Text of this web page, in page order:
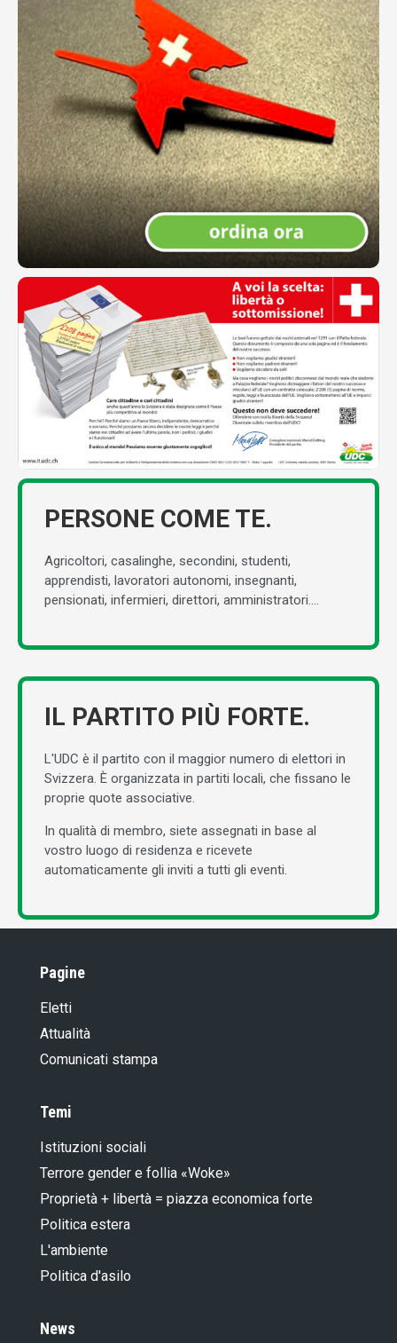
PERSONE COME TE.
Agricoltori, casalinghe, secondini, studenti,
apprendisti, lavoratori autonomi, insegnanti,
pensionati, infermieri, direttori, amministratori....
IL PARTITO PIÙ FORTE.
L'UDC è il partito con il maggior numero di elettori in
Svizzera. È organizzata in partiti locali, che fissano le
proprie quote associative.
In qualità di membro, siete assegnati in base al
vostro luogo di residenza e ricevete
automaticamente gli inviti a tutti gli eventi.
Pagine
Eletti
Attualità
Comunicati stampa
Temi
Istituzioni sociali
Terrore gender e follia «Woke»
Proprietà + libertà = piazza economica forte
Politica estera
L'ambiente
Politica d'asilo
News